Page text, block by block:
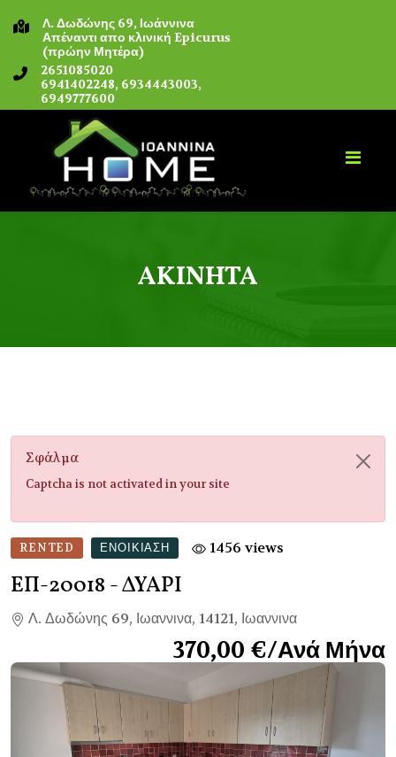
Λ. Δωδώνης 69, Ιωάννινα
Απέναντι απο κλινική Epicurus
(πρώην Μητέρα)
2651085020
6941402248, 6934443003,
6949777600
ΑΚΙΝΗΤΑ
Σφάλμα
Captcha is not activated in your site
RENTED ΕΝΟΙΚΊΑΣΗ 1456 views
ΕΠ-20018 - ΔΥΑΡΙ
Λ. Δωδώνης 69, Ιωαννινα, 14121, Ιωαννινα
370,00 €/Ανά Μήνα